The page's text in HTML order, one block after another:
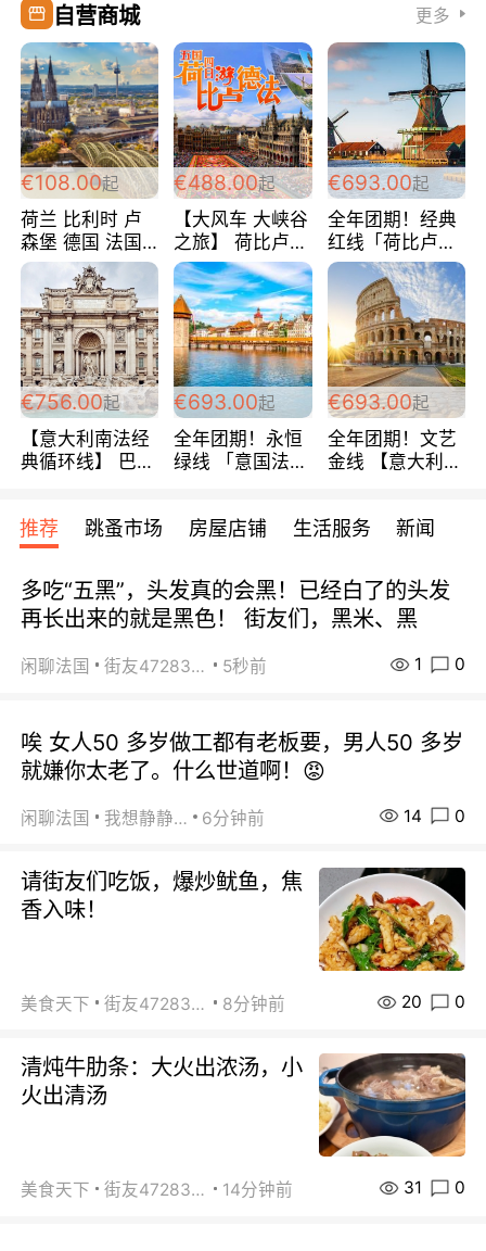
自营商城 更多
€108.00起
荷兰 比利时 卢
森堡 德国 法国
超爽玩遍西欧 循
环线 全程四星宾
馆 108欧/人/天
€488.00起
【大风车 大峡谷
之旅】 荷比卢德
法 巴黎上下 经
典五国四日游
488欧/人
€693.00起
全年团期！经典
红线「荷比卢德
法」七天循环 五
国 仅售99欧/人/
天！巴黎上下！
包拼房~
€756.00起
【意大利南法经
典循环线】 巴黎
宾馆 108欧/天起
全程756欧/位
€693.00起
全年团期！永恒
绿线 「意国法
欧/天起 ~包拼房
€693.00起
全年团期！文艺
金线 【意大利一
每周铁发！
推荐 跳蚤市场 房屋店铺 生活服务 新闻
多吃“五黑”，头发真的会黑！已经白了的头发
再长出来的就是黑色！ 街友们，黑米、黑
闲聊法国 街友472838572 5秒前 1 0
唉 女人50 多岁做工都有老板要，男人50 多岁
就嫌你太老了。什么世道啊！😡
闲聊法国 我想静静… 6分钟前 14 0
请街友们吃饭，爆炒鱿鱼，焦
香入味！
美食天下 街友472838572 8分钟前 20 0
清炖牛肋条：大火出浓汤，小
火出清汤
美食天下 街友472838572 14分钟前 31 0